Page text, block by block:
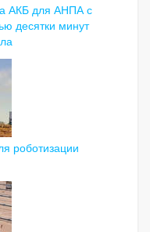
АКБ для АНПА с
десятки минут
роботизации